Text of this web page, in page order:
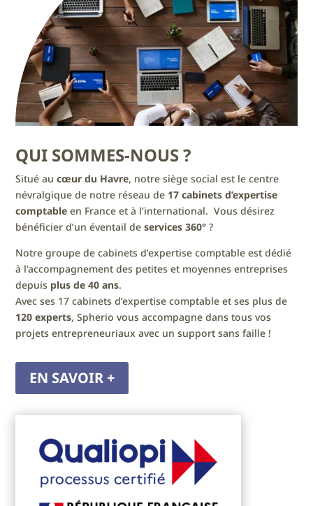
QUI SOMMES-NOUS ?
Situé aucœur du Havre, notre siège social est le centre
névralgique de notre réseau de 17 cabinets d’expertise
comptable en France et à l’international. ​ Vous désirez
bénéficier d’un éventail deservices 360° ?
Notre groupe de cabinets d’expertise comptable est dédié
à l’accompagnement des petites et moyennes entreprises
depuis plus de 40 ans.
Avec ses 17 cabinets d’expertise comptable et ses plus de
120 experts, Spherio vous accompagne dans tous vos
projets entrepreneuriaux avec un support sans faille !
EN SAVOIR +